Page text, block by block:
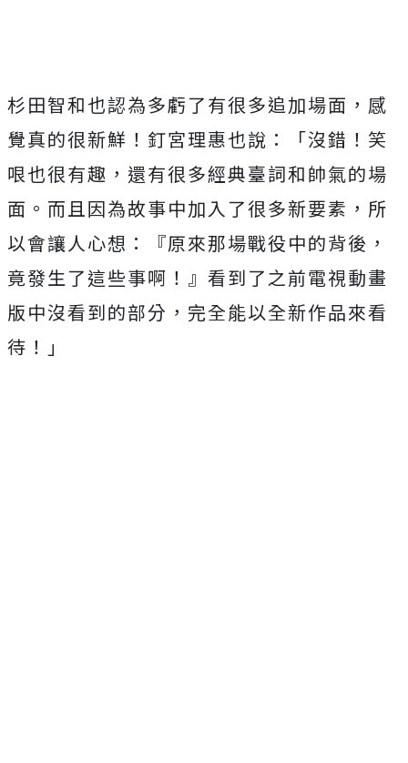
杉田智和也認為多虧了有很多追加場面，感
覺真的很新鮮！釘宮理惠也說：「沒錯！笑
哏也很有趣，還有很多經典臺詞和帥氣的場
面。而且因為故事中加入了很多新要素，所
以會讓人心想：『原來那場戰役中的背後，
竟發生了這些事啊！』看到了之前電視動畫
版中沒看到的部分，完全能以全新作品來看
待！」